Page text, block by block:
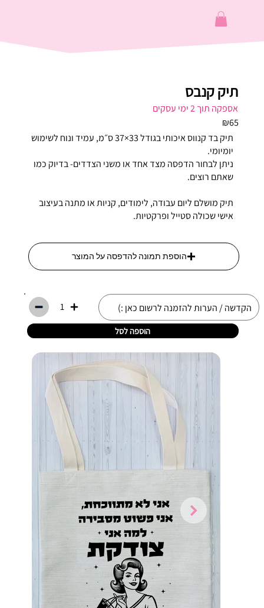
תיק קנבס
אספקה תוך 2 ימי עסקים
₪65
תיק בד קנווס איכותי בגודל 33×37 ס״מ, עמיד ונוח לשימוש
יומיומי.
ניתן לבחור הדפסה מצד אחד או משני הצדדים- בדיוק כמו
שאתם רוצים.
תיק מושלם ליום עבודה, לימודים, קניות או מתנה בעיצוב
אישי שכולה סטייל ופרקטיות.
הוספת תמונה להדפסה על המוצר
1
הוספה לסל